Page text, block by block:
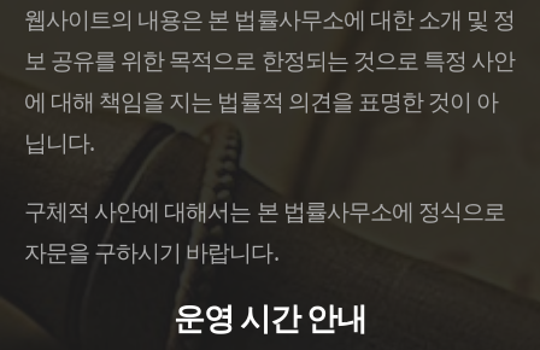
웹사이트의 내용은 본 법률사무소에 대한 소개 및 정
보 공유를 위한 목적으로 한정되는 것으로 특정 사안
에 대해 책임을 지는 법률적 의견을 표명한 것이 아
닙니다.
구체적 사안에 대해서는 본 법률사무소에 정식으로
자문을 구하시기 바랍니다.
운영 시간 안내